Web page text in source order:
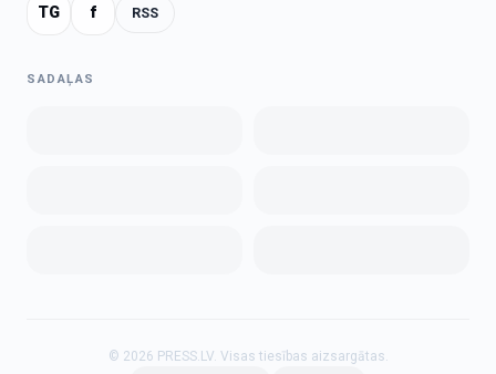
TG f RSS
SADAĻAS
© 2026 PRESS.LV. Visas tiesības aizsargātas.